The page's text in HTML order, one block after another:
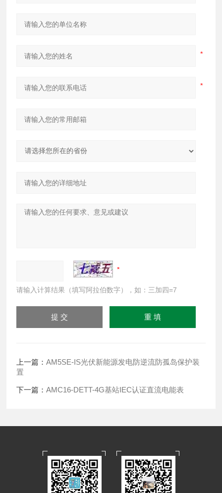
请输入计算结果（填写阿拉伯数字），如：三加四=7
上一篇：AM5SE-IS光伏新能源发电防逆流防孤岛保护装
置
下一篇：AMC16-DETT-4G基站IEC认证直流电能表